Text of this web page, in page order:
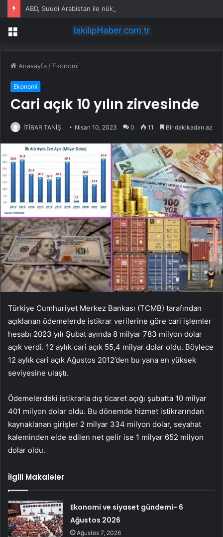
Menü
Anasayfa / Ekonomi
Ekonomi
Cari açık 10 yılın zirvesinde
İTİBAR TANİŞ Nisan 10, 2023 0 11 Bir dakikadan az
Türkiye Cumhuriyet Merkez Bankası (TCMB) tarafından
açıklanan ödemelerde istikrar verilerine göre cari işlemler
hesabı 2023 yılı Şubat ayında 8 milyar 783 milyon dolar
açık verdi. 12 aylık cari açık 55,4 milyar dolar oldu. Böylece
12 aylık cari açık Ağustos 2012’den bu yana en yüksek
seviyesine ulaştı.
Ödemelerdeki istikrarla dış ticaret açığı şubatta 10 milyar
401 milyon dolar oldu. Bu dönemde hizmet istikrarından
kaynaklanan girişler 2 milyar 334 milyon dolar, seyahat
kaleminden elde edilen net gelir ise 1 milyar 652 milyon
dolar oldu.
İlgili Makaleler
Ekonomi ve siyaset gündemi- 6
Ağustos 2026
Ağustos 7, 2026